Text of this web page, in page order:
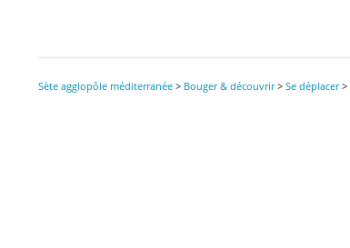
Sète agglopôle méditerranée > Bouger & découvrir>Se déplacer>